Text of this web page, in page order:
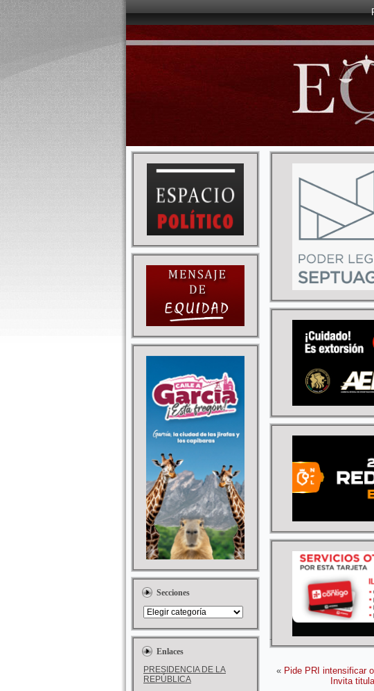
Secciones
Enlaces
PRESIDENCIA DE LA
REPÚBLICA
« Pide PRI intensificar
Invita